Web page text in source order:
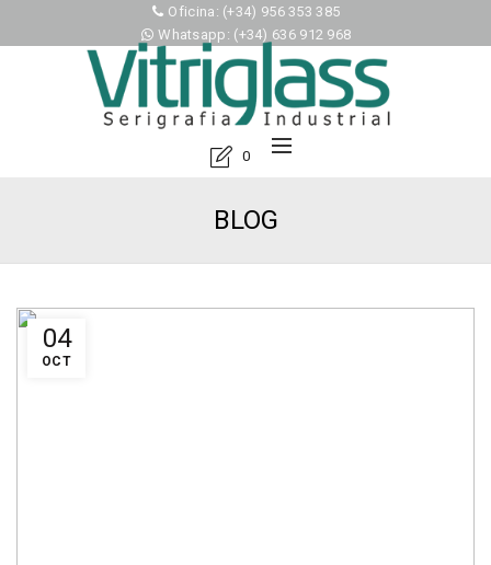
Oficina: (+34) 956 353 385
Whatsapp: (+34) 636 912 968
0
BLOG
04
OCT